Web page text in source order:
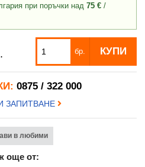
при поръчки над 75 € /
бр. КУПИ
0875 / 322 000
ЗАПИТВАНЕ
в любими
още от: